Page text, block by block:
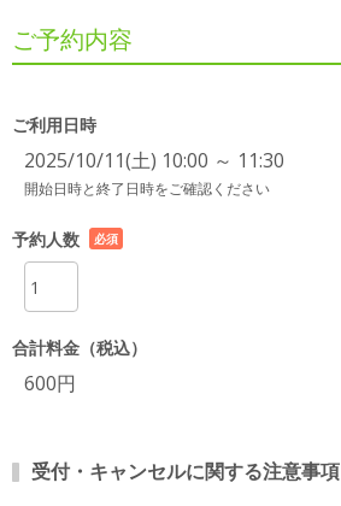
ご予約内容
ご利用日時
2025/10/11(土) 10:00 ～ 11:30
開始日時と終了日時をご確認ください
予約人数
必須
合計料金（税込）
600円
受付・キャンセルに関する注意事項